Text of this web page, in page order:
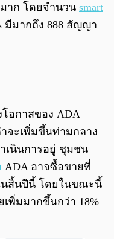
าก โดยจำนวน smart
มีมากถึง 888 สัญญา
โอกาสของ ADA
จะเพิ่มขึ้นท่ามกลาง
เนินการอยู่ ชุมชน
ADA อาจซื้อขายที่
นสิ้นปีนี้ โดยในขณะนี้
พิ่มมากขึ้นกว่า 18%